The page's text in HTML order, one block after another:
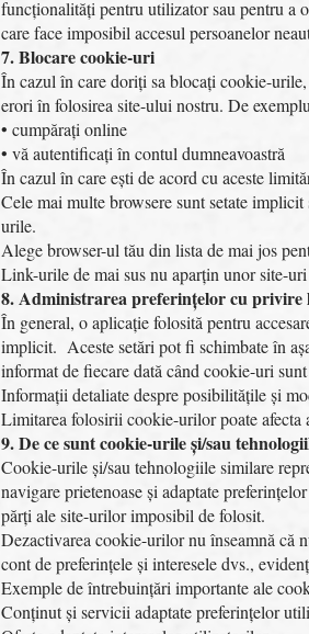
funcționalități pentru utilizator sau pentru a
care face imposibil accesul persoanelor
7. Blocare cookie-uri
În cazul în care doriți sa blocați cookie-
erori în folosirea site-ului nostru. De
• cumpărați online
• vă autentificați în contul dumneavoastră
În cazul în care ești de acord cu aceste
Cele mai multe browsere sunt setate
urile.
Alege browser-ul tău din lista de mai jos
Link-urile de mai sus nu aparțin unor site-
8. Administrarea preferințelor cu privire
În general, o aplicație folosită pentru
implicit. Aceste setări pot fi schimbate în
informat de fiecare dată când cookie-uri
Informații detaliate despre posibilitățile și
Limitarea folosirii cookie-urilor poate
9. De ce sunt cookie-urile și/sau
Cookie-urile și/sau tehnologiile similare
navigare prietenoase și adaptate
părți ale site-urilor imposibil de folosit.
Dezactivarea cookie-urilor nu înseamnă că
cont de preferințele și interesele dvs.,
Exemple de întrebuințări importante ale
Conținut și servicii adaptate preferințelor